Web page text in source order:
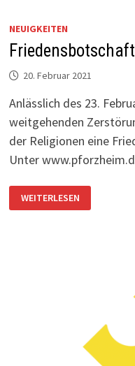
NEUIGKEITEN
20. Februar 2021
Anlässlich des 23.
weitgehenden
der Religionen eine
Unter
AM
23.
WEITERLESEN